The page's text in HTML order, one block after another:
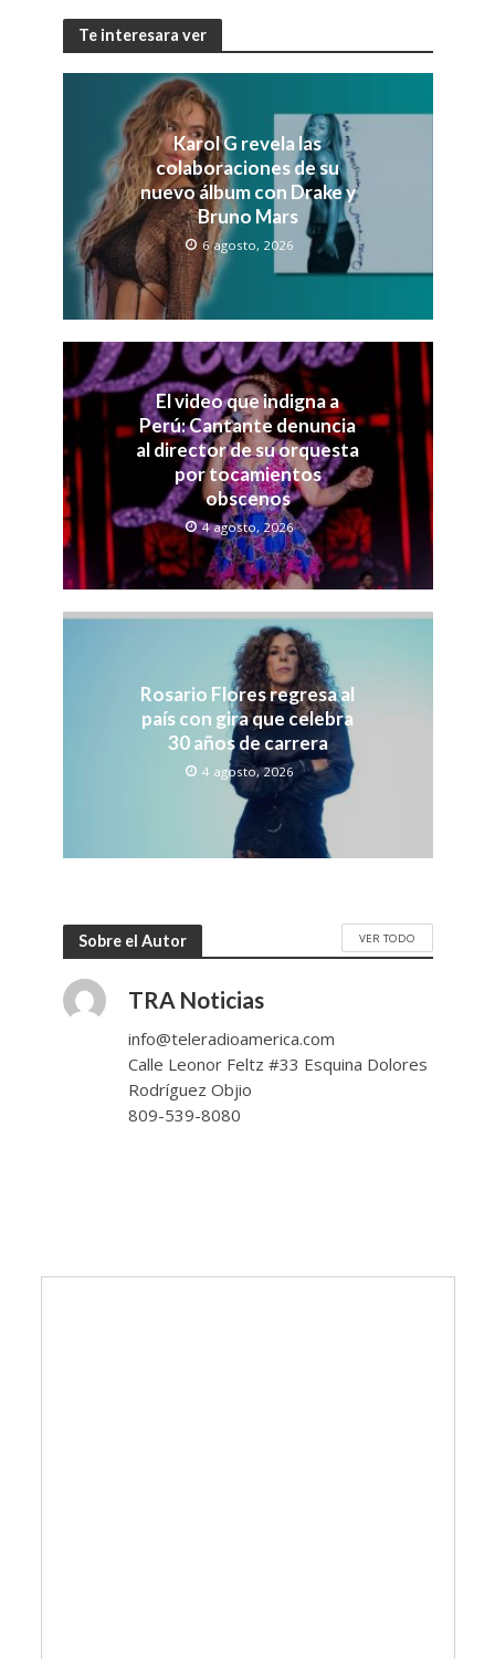
Te interesara ver
Karol G revela las
colaboraciones de su
nuevo álbum con Drake y
Bruno Mars
6 agosto, 2026
El video que indigna a
Perú: Cantante denuncia
al director de su orquesta
por tocamientos
obscenos
4 agosto, 2026
Rosario Flores regresa al
país con gira que celebra
30 años de carrera
4 agosto, 2026
Sobre el Autor VER TODO
TRA Noticias
info@teleradioamerica.com
Calle Leonor Feltz #33 Esquina Dolores
Rodríguez Objio
809-539-8080